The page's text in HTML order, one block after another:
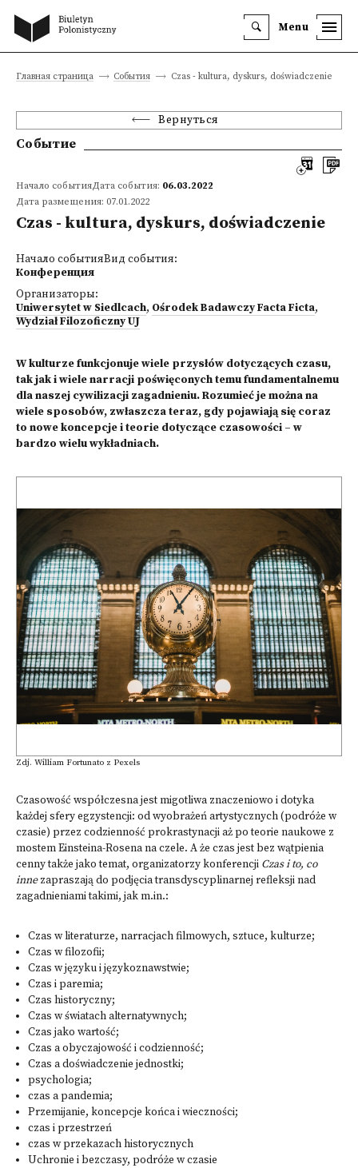
Menu
Главная страница События Czas - kultura, dyskurs, doświadczenie
Вернуться
Событие
Начало событияДата события: 06.03.2022
Дата размещения: 07.01.2022
Czas - kultura, dyskurs, doświadczenie
Начало событияВид события:
Конференция
Организаторы:
Uniwersytet w Siedlcach, Ośrodek Badawczy Facta Ficta,
Wydział Filozoficzny UJ
W kulturze funkcjonuje wiele przysłów dotyczących czasu,
tak jak i wiele narracji poświę­conych temu fundamentalnemu
dla naszej cywilizacji zagadnieniu. Rozumieć je można na
wiele sposobów, zwłaszcza teraz, gdy pojawiają się coraz
to nowe koncepcje i teorie dotyczące czasowości – w
bardzo wielu wykładniach.
Zdj. William Fortunato z Pexels
Czasowość współczesna jest migotliwa znaczeniowo i dotyka
każdej sfery eg­zystencji: od wyobrażeń artystycznych (podróże w
czasie) przez codzienność prokrastynacji aż po teorie naukowe z
mostem Einsteina-Rosena na czele. A że czas jest bez wątpienia
cenny także jako temat, organizatorzy konferencji Czas i to, co
innezapraszają do podjęcia transdyscyplinarnej refleksji nad
zagadnieniami takimi, jak m.in.:
Czas w literaturze, narracjach filmowych, sztuce, kulturze;
Czas w filozofii;
Czas w języku i językoznawstwie;
Czas i paremia;
Czas historyczny;
Czas w światach alternatywnych;
Czas jako wartość;
Czas a obyczajowość i codzienność;
Czas a doświadczenie jednostki;
psychologia;
czas a pandemia;
Przemijanie, koncepcje końca i wieczności;
czas i przestrzeń
czas w przekazach historycznych
Uchronie i bezczasy, podróże w czasie